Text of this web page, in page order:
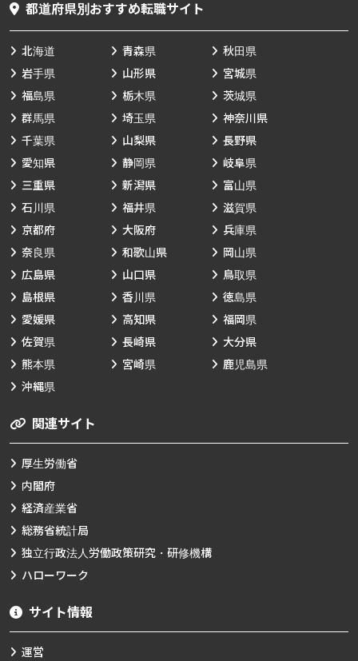
都道府県別おすすめ転職サイト
北海道 青森県
秋田県
岩手県
山形県
宮城県
福島県
栃木県
茨城県
群馬県
埼玉県
神奈川県
千葉県
山梨県
長野県
愛知県
静岡県
岐阜県
三重県
新潟県
富山県
石川県
福井県
滋賀県
京都府
大阪府
兵庫県
奈良県
和歌山県
岡山県
広島県
山口県
鳥取県
島根県
香川県
徳島県
愛媛県
高知県
福岡県
佐賀県
長崎県
大分県
熊本県
宮崎県
鹿児島県
沖縄県
関連サイト
厚生労働省
内閣府
経済産業省
総務省統計局
独立行政法人労働政策研究・研修機構
ハローワーク
サイト情報
運営